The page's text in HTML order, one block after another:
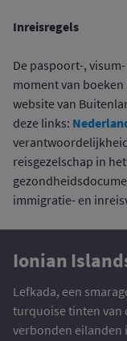
Inreisregels
De paspoort-,
moment van
website van
deze links:
reisgezelschap in
immigratie- en
Ionian
Lefkada, een
turquoise tinten van
verbonden eilanden